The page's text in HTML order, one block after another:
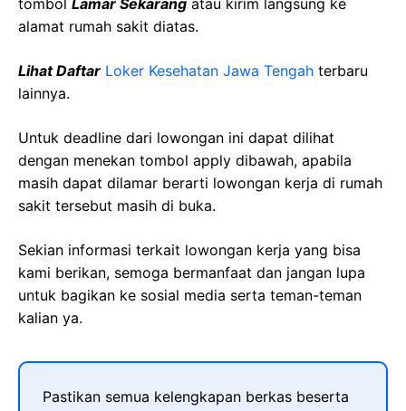
tombol Lamar Sekarang atau kirim langsung ke
alamat rumah sakit diatas.
Lihat Daftar Loker Kesehatan Jawa Tengah terbaru
lainnya.
Untuk deadline dari lowongan ini dapat dilihat
dengan menekan tombol apply dibawah, apabila
masih dapat dilamar berarti lowongan kerja di rumah
sakit tersebut masih di buka.
Sekian informasi terkait lowongan kerja yang bisa
kami berikan, semoga bermanfaat dan jangan lupa
untuk bagikan ke sosial media serta teman-teman
kalian ya.
Pastikan semua kelengkapan berkas beserta